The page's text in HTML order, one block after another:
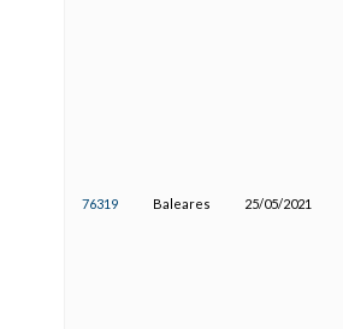
76319 Baleares 25/05/2021